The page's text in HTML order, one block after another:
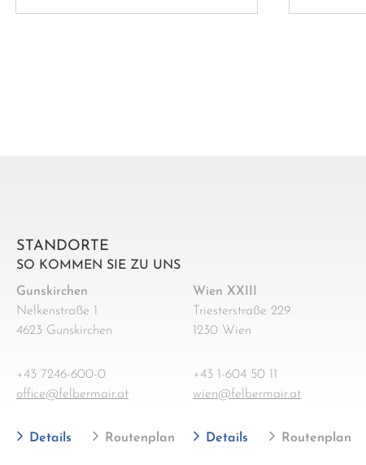
STANDORTE
SO KOMMEN SIE ZU UNS
Gunskirchen
Nelkenstraße 1
4623 Gunskirchen
+43 7246-600-0
office@felbermair.at
Details Routenplan
Wien XXIII
Triesterstraße 229
1230 Wien
+43 1-604 50 11
wien@felbermair.at
Details Routenplan